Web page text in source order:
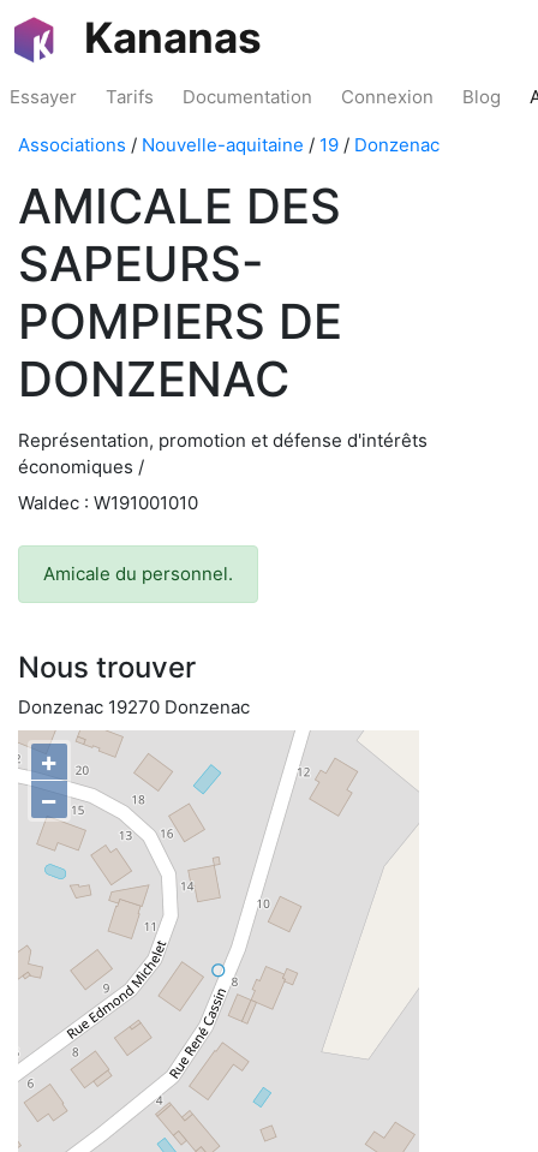
Kananas
Essayer Tarifs Documentation Connexion Blog
Associations / Nouvelle-aquitaine / 19 / Donzenac
AMICALE DES
SAPEURS-
POMPIERS DE
DONZENAC
Représentation, promotion et défense d'intérêts
économiques /
Waldec : W191001010
Amicale du personnel.
Nous trouver
Donzenac 19270 Donzenac
+
−